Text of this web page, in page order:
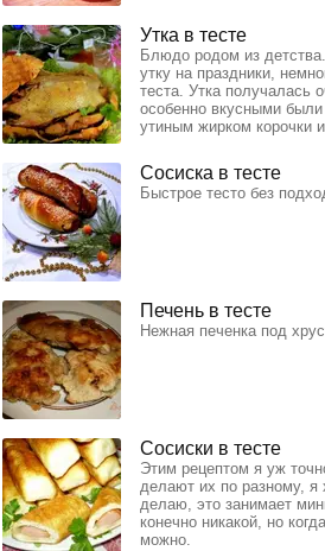
Утка в тесте
Блюдо родом из
утку на праздники,
теста. Утка получалась
особенно вкусными
утиным жирком корочки
Сосиска в тесте
Быстрое тесто без
Печень в тесте
Нежная печенка под
Сосиски в тесте
Этим рецептом я уж
делают их по разному, я
делаю, это занимает
конечно никакой, но
можно.